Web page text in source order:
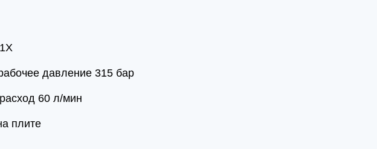
давление 315 бар
60 л/мин
плите